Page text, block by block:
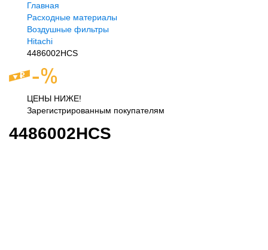
Главная
Расходные материалы
Воздушные фильтры
Hitachi
4486002HCS
ЦЕНЫ НИЖЕ!
Зарегистрированным покупателям
4486002HCS